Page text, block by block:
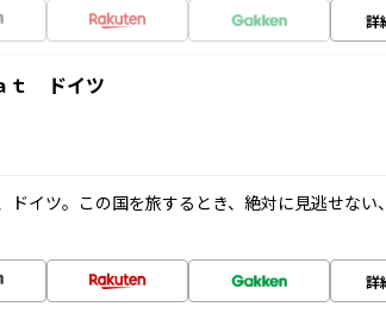
詳
ｔ ドイツ
ドイツ。この国を旅するとき、絶対に見逃せない
詳